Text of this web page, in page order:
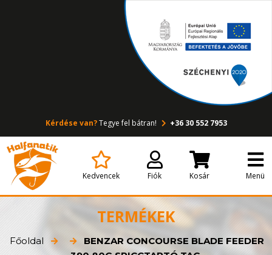
Kérdése van?Tegye fel bátran! +36 30 552 7953
Kedvencek Fiók Kosár Menü
TERMÉKEK
Főoldal
BENZAR CONCOURSE BLADE FEEDER